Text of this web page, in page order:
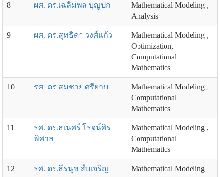
8 ผศ. ดร.เฉลิมพล บุญปก
Mathematical Modeling ,
Analysis
9 ผศ. ดร.สุทธิดา วงศ์แก้ว
Mathematical Modeling ,
Optimization,
Computational
Mathematics
10 รศ. ดร.สมชาย ศรียาบ
Mathematical Modeling ,
Computational
Mathematics
11
รศ. ดร.ธเนศร์ โรจน์ศิร
พิศาล
Mathematical Modeling ,
Computational
Mathematics
12 รศ. ดร.ธีรนุช สืบเจริญ Mathematical Modeling